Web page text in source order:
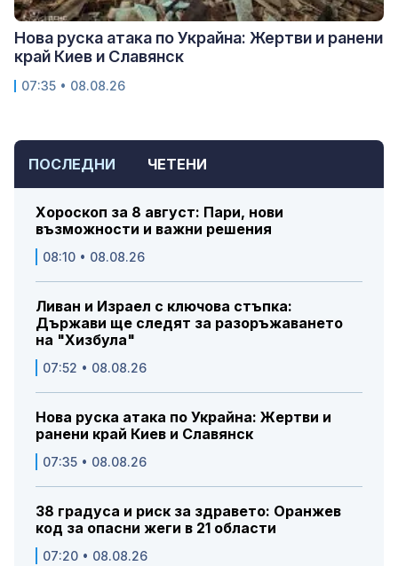
ПОСЛЕДНИ ЧЕТЕНИ
Хороскоп за 8 август: Пари, нови
възможности и важни решения
08:10 • 08.08.26
Ливан и Израел с ключова стъпка:
Държави ще следят за разоръжаването
на "Хизбула"
07:52 • 08.08.26
Нова руска атака по Украйна: Жертви и
ранени край Киев и Славянск
07:35 • 08.08.26
38 градуса и риск за здравето: Оранжев
код за опасни жеги в 21 области
07:20 • 08.08.26
Нова руска атака по Украйна: Жертви и ранени
край Киев и Славянск
07:35 • 08.08.26